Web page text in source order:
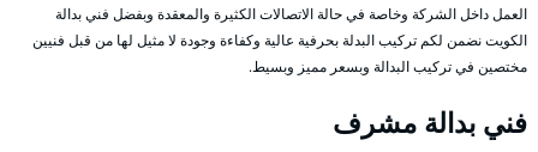
العمل داخل الشركة وخاصة في حالة الاتصالات الكثيرة والمعقدة وبفضل فني بدالة
الكويت نضمن لكم تركيب البدلة بحرفية عالية وكفاءة وجودة لا مثيل لها من قبل فنيين
مختصين في تركيب البدالة وبسعر مميز وبسيط.
فني بدالة مشرف